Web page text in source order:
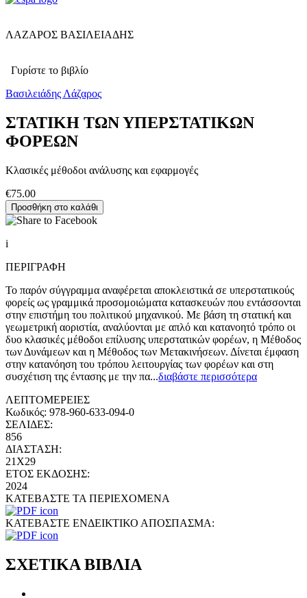
ΛΑΖΑΡΟΣ ΒΑΣΙΛΕΙΑΔΗΣ
Γυρίστε το βιβλίο
Βασιλειάδης Λάζαρος
ΣΤΑΤΙΚΗ ΤΩΝ ΥΠΕΡΣΤΑΤΙΚΩΝ
ΦΟΡΕΩΝ
Κλασικές μέθοδοι ανάλυσης και εφαρμογές
€75.00
i
ΠΕΡΙΓΡΑΦΗ
Το παρόν σύγγραμμα αναφέρεται αποκλειστικά σε υπερστατικούς
φορείς ως γραμμικά προσομοιώματα κατασκευών που εντάσσονται
στην επιστήμη του πολιτικού μηχανικού. Με βάση τη στατική και
γεωμετρική αοριστία, αναλύονται με απλό και κατανοητό τρόπο οι
δυο κλασικές μέθοδοι επίλυσης υπερστατικών φορέων, η Μέθοδος
των Δυνάμεων και η Μέθοδος των Μετακινήσεων. Δίνεται έμφαση
στην κατανόηση του τρόπου λειτουργίας των φορέων και στη
συσχέτιση της έντασης με την πα...διαβάστε περισσότερα
ΛΕΠΤΟΜΕΡΕΙΕΣ
Κωδικός: 978-960-633-094-0
ΣΕΛΙΔΕΣ:
856
ΔΙΑΣΤΑΣΗ:
21Χ29
ΕΤΟΣ ΕΚΔΟΣΗΣ:
2024
ΚΑΤΕΒΑΣΤΕ ΤΑ ΠΕΡΙΕΧΟΜΕΝΑ
ΚΑΤΕΒΑΣΤΕ ΕΝΔΕΙΚΤΙΚΟ ΑΠΟΣΠΑΣΜΑ:
ΣΧΕΤΙΚΑ ΒΙΒΛΙΑ